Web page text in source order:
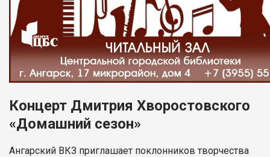
Концерт Дмитрия Хворостовского
«Домашний сезон»
Ангарский ВКЗ приглашает поклонников творчества